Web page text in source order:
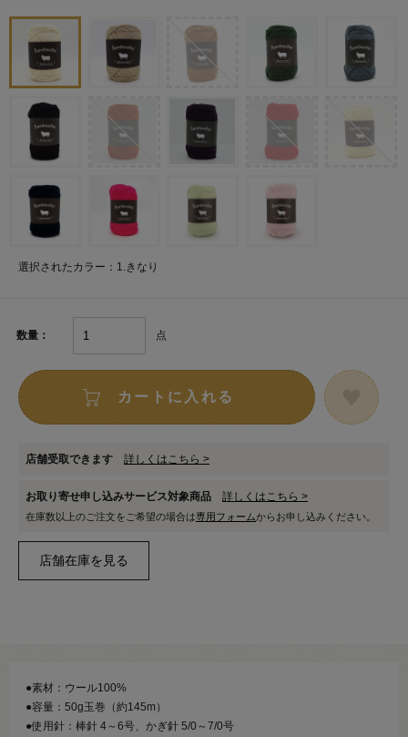
選択されたカラー：1.きなり
数量： 点
カートに入れる
店舗受取できます 詳しくはこちら >
お取り寄せ申し込みサービス対象商品 詳しくはこちら >
在庫数以上のご注文をご希望の場合は専用フォームからお申し込みください。
●素材：ウール100%
●容量：50g玉巻（約145m）
●使用針：棒針 4～6号、かぎ針 5/0～7/0号